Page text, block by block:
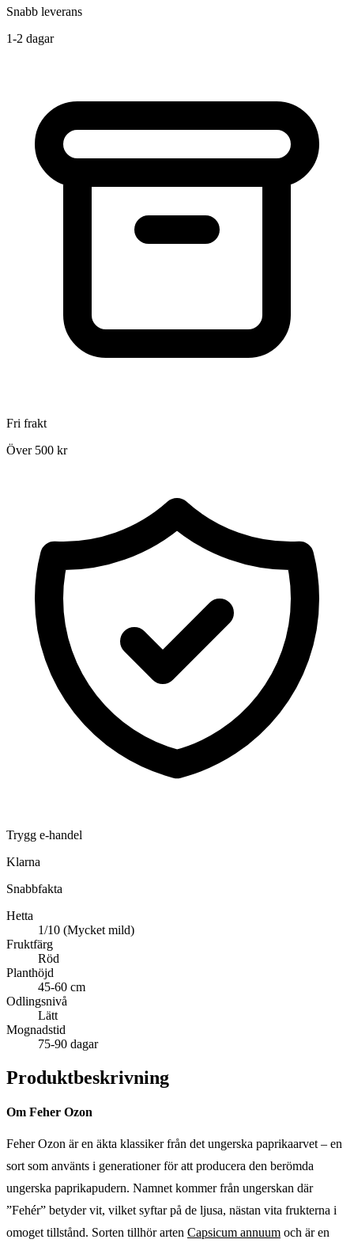
Snabb leverans
1-2 dagar
Fri frakt
Över 500 kr
Trygg e-handel
Klarna
Snabbfakta
Hetta
1/10 (Mycket mild)
Fruktfärg
Röd
Planthöjd
45-60 cm
Odlingsnivå
Lätt
Mognadstid
75-90 dagar
Produktbeskrivning
Om Feher Ozon
Feher Ozon är en äkta klassiker från det ungerska paprikaarvet – en
sort som använts i generationer för att producera den berömda
ungerska paprikapudern. Namnet kommer från ungerskan där
”Fehér” betyder vit, vilket syftar på de ljusa, nästan vita frukterna i
omoget tillstånd. Sorten tillhör arten Capsicum annuum och är en